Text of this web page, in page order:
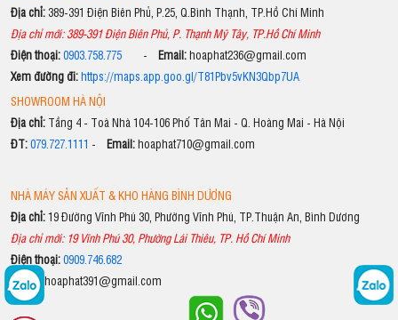
Địa chỉ: 389-391 Điện Biên Phủ, P.25, Q.Bình Thạnh, TP.Hồ Chí Minh
Địa chỉ mới: 389-391 Điện Biên Phủ, P. Thạnh Mỹ Tây, TP.Hồ Chí Minh
Điện thoại:0903.758.775- Email:hoaphat236@gmail.com
Xem đường đi:https://maps.app.goo.gl/T81Pbv5vKN3Qbp7UA
SHOWROOM HÀ NỘI
Địa chỉ:Tầng 4 - Toà Nhà 104-106 Phố Tân Mai - Q. Hoàng Mai - Hà Nội
ĐT:079.727.1111 - Email:hoaphat710@gmail.com
NHÀ MÁY SẢN XUẤT & KHO HÀNG BÌNH DƯƠNG
Địa chỉ:19 Đường Vĩnh Phú 30, Phường Vĩnh Phú, TP.Thuận An, Bình Dương
Địa chỉ mới: 19 Vĩnh Phú 30, Phường Lái Thiêu, TP. Hồ Chí Minh
Điện thoại:0909.746.682
Email:hoaphat391@gmail.com